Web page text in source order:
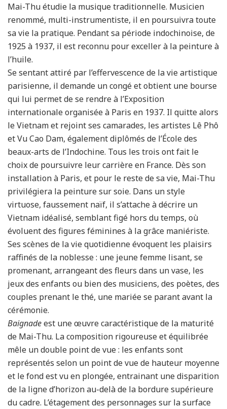
Mai-Thu étudie la musique traditionnelle. Musicien
renommé, multi-instrumentiste, il en poursuivra toute
sa vie la pratique. Pendant sa période indochinoise, de
1925 à 1937, il est reconnu pour exceller à la peinture à
l’huile.
Se sentant attiré par l’effervescence de la vie artistique
parisienne, il demande un congé et obtient une bourse
qui lui permet de se rendre à l’Exposition
internationale organisée à Paris en 1937. Il quitte alors
le Vietnam et rejoint ses camarades, les artistes Lê Phô
et Vu Cao Dam, également diplômés de l’École des
beaux-arts de l’Indochine. Tous les trois ont fait le
choix de poursuivre leur carrière en France. Dès son
installation à Paris, et pour le reste de sa vie, Mai-Thu
privilégiera la peinture sur soie. Dans un style
virtuose, faussement naïf, il s’attache à décrire un
Vietnam idéalisé, semblant figé hors du temps, où
évoluent des figures féminines à la grâce maniériste.
Ses scènes de la vie quotidienne évoquent les plaisirs
raffinés de la noblesse : une jeune femme lisant, se
promenant, arrangeant des fleurs dans un vase, les
jeux des enfants ou bien des musiciens, des poètes, des
couples prenant le thé, une mariée se parant avant la
cérémonie.
Baignadeest une œuvre caractéristique de la maturité
de Mai-Thu. La composition rigoureuse et équilibrée
mêle un double point de vue : les enfants sont
représentés selon un point de vue de hauteur moyenne
et le fond est vu en plongée, entrainant une disparition
de la ligne d’horizon au-delà de la bordure supérieure
du cadre. L’étagement des personnages sur la surface